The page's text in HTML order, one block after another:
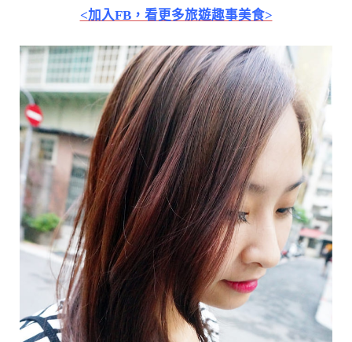
<加入FB，看更多旅遊趣事美食>